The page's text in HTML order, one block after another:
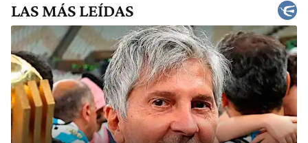
LAS MÁS LEÍDAS